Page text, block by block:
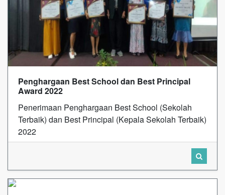
Penghargaan Best School dan Best Principal
Award 2022
Penerimaan Penghargaan Best School (Sekolah
Terbaik) dan Best Principal (Kepala Sekolah Terbaik)
2022